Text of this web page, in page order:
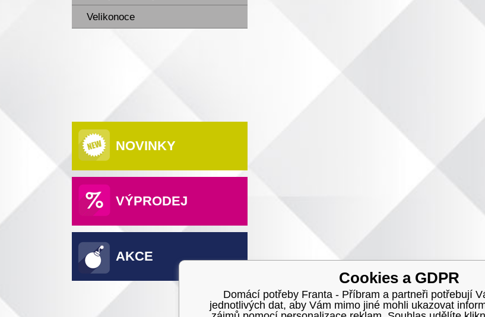
Velikonoce
NOVINKY
VÝPRODEJ
AKCE
Cookies a GDPR
Domácí potřeby Franta - Příbram a partneři potřebují
jednotlivých dat, aby Vám mimo jiné mohli ukazovat